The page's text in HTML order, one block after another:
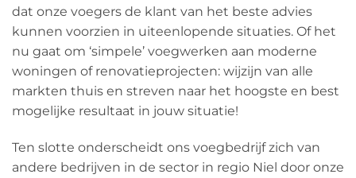
dat onze voegers de klant van het beste advies
kunnen voorzien in uiteenlopende situaties. Of het
nu gaat om ‘simpele’ voegwerken aan moderne
woningen of renovatieprojecten: wijzijn van alle
markten thuis en streven naar het hoogste en best
mogelijke resultaat in jouw situatie!
Ten slotte onderscheidt ons voegbedrijf zich van
andere bedrijven in de sector in regio Niel door onze